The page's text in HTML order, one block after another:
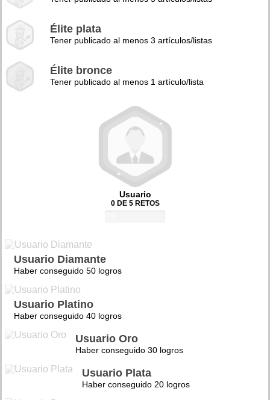
Élite plata
Tener publicado al menos 3 artículos/listas
Élite bronce
Tener publicado al menos 1 artículo/lista
Usuario
0 DE 5 RETOS
Usuario Diamante
Haber conseguido 50 logros
Usuario Platino
Haber conseguido 40 logros
Usuario Oro
Haber conseguido 30 logros
Usuario Plata
Haber conseguido 20 logros